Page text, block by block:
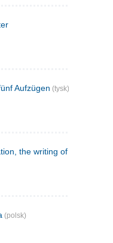
Aufzügen (tysk)
the writing of the play,
(polsk)